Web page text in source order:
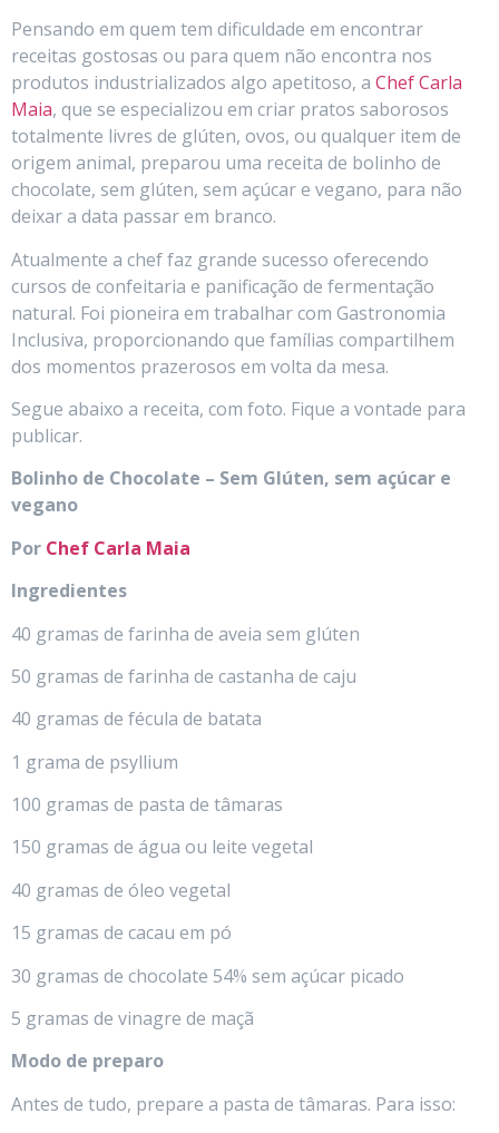
Pensando em quem tem dificuldade em encontrar
receitas gostosas ou para quem não encontra nos
produtos industrializados algo apetitoso, a Chef Carla
Maia, que se especializou em criar pratos saborosos
totalmente livres de glúten, ovos, ou qualquer item de
origem animal, preparou uma receita de bolinho de
chocolate, sem glúten, sem açúcar e vegano, para não
deixar a data passar em branco.
Atualmente a chef faz grande sucesso oferecendo
cursos de confeitaria e panificação de fermentação
natural. Foi pioneira em trabalhar com Gastronomia
Inclusiva, proporcionando que famílias compartilhem
dos momentos prazerosos em volta da mesa.
Segue abaixo a receita, com foto. Fique a vontade para
publicar.
Bolinho de Chocolate – Sem Glúten, sem açúcar e
vegano
Por Chef Carla Maia
Ingredientes
40 gramas de farinha de aveia sem glúten
50 gramas de farinha de castanha de caju
40 gramas de fécula de batata
1 grama de psyllium
100 gramas de pasta de tâmaras
150 gramas de água ou leite vegetal
40 gramas de óleo vegetal
15 gramas de cacau em pó
30 gramas de chocolate 54% sem açúcar picado
5 gramas de vinagre de maçã
Modo de preparo
Antes de tudo, prepare a pasta de tâmaras. Para isso: